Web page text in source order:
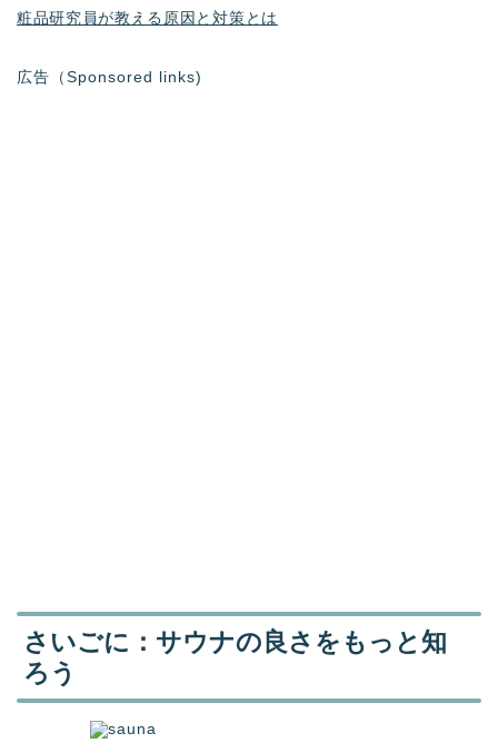
粧品研究員が教える原因と対策とは
広告（Sponsored links)
さいごに：サウナの良さをもっと知
ろう